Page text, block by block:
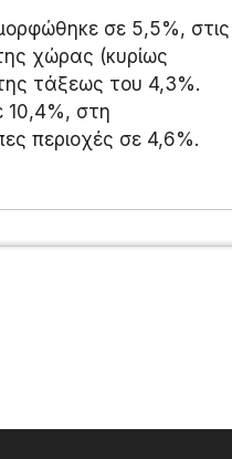
σε 5,5%, στις
χώρας (κυρίως
τάξεως του 4,3%.
10,4%, στη
περιοχές σε 4,6%.